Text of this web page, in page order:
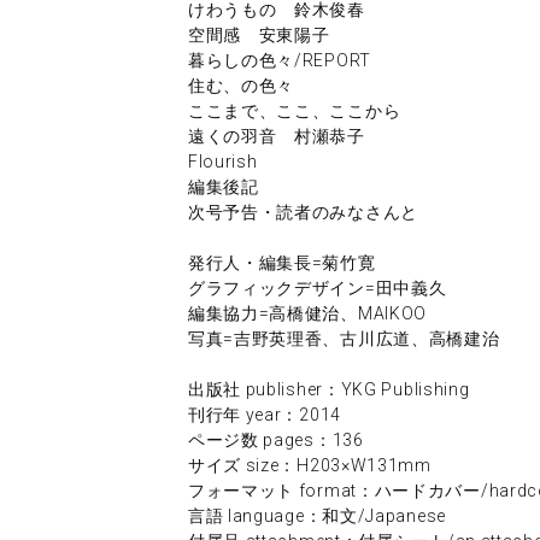
けわうもの 鈴木俊春
空間感 安東陽子
暮らしの色々/REPORT
住む、の色々
ここまで、ここ、ここから
遠くの羽音 村瀬恭子
Flourish
編集後記
次号予告・読者のみなさんと
発行人・編集長=菊竹寛
グラフィックデザイン=田中義久
編集協力=高橋健治、MAIKOO
写真=吉野英理香、古川広道、高橋建治
出版社 publisher：YKG Publishing
刊行年 year：2014
ページ数 pages：136
サイズ size：H203×W131mm
フォーマット format：ハードカバー/
言語 language：和文/Japanese